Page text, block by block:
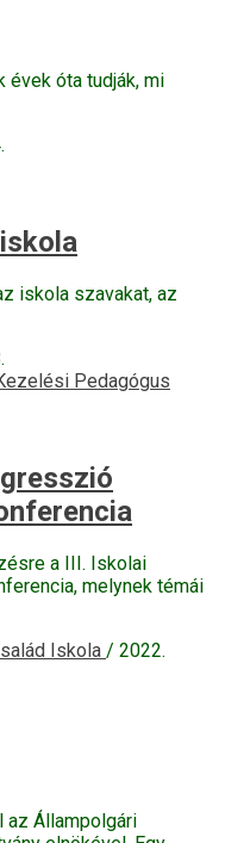
évek óta tudják, mi
iskola szavakat, az
a III. Iskolai
melynek témái
Iskola / 2022.
az Állampolgári